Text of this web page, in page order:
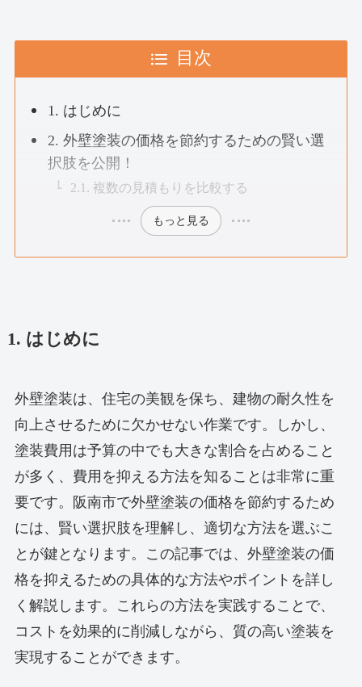
目次
1. はじめに
2. 外壁塗装の価格を節約するための賢い選
択肢を公開！
2.1. 複数の見積もりを比較する
もっと見る
1. はじめに
外壁塗装は、住宅の美観を保ち、建物の耐久性を
向上させるために欠かせない作業です。しかし、
塗装費用は予算の中でも大きな割合を占めること
が多く、費用を抑える方法を知ることは非常に重
要です。阪南市で外壁塗装の価格を節約するため
には、賢い選択肢を理解し、適切な方法を選ぶこ
とが鍵となります。この記事では、外壁塗装の価
格を抑えるための具体的な方法やポイントを詳し
く解説します。これらの方法を実践することで、
コストを効果的に削減しながら、質の高い塗装を
実現することができます。